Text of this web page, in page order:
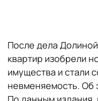
После дела
квартир изобрели
имущества и стали
невменяемость. Об